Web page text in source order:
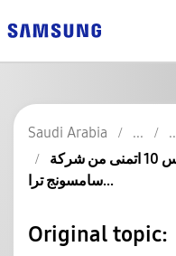
Saudi Arabia
مش موجود عندي في الاس 10 اتمنى من شركة
سامسونج ترا...
Original topic: